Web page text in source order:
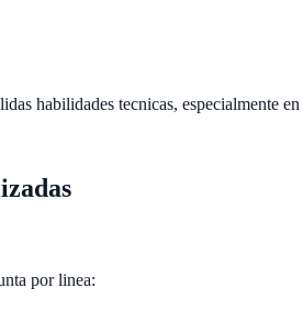
habilidades tecnicas, especialmente
por linea: